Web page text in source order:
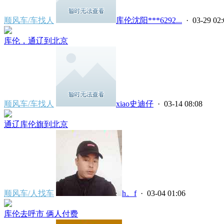
顺风车/车找人 库伦沈阳***6292... · 03-29
库伦，通辽到北京
顺风车/车找人 xiao史迪仔 · 03-14 08:08
通辽库伦旗到北京
顺风车/人找车 h。f · 03-04 01:06
库伦去呼市 俩人付费